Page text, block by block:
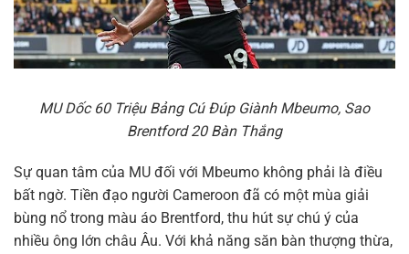
MU Dốc 60 Triệu Bảng Cú Đúp Giành Mbeumo, Sao
Brentford 20 Bàn Thắng
Sự quan tâm của MU đối với Mbeumo không phải là điều
bất ngờ. Tiền đạo người Cameroon đã có một mùa giải
bùng nổ trong màu áo Brentford, thu hút sự chú ý của
nhiều ông lớn châu Âu. Với khả năng săn bàn thượng thừa,